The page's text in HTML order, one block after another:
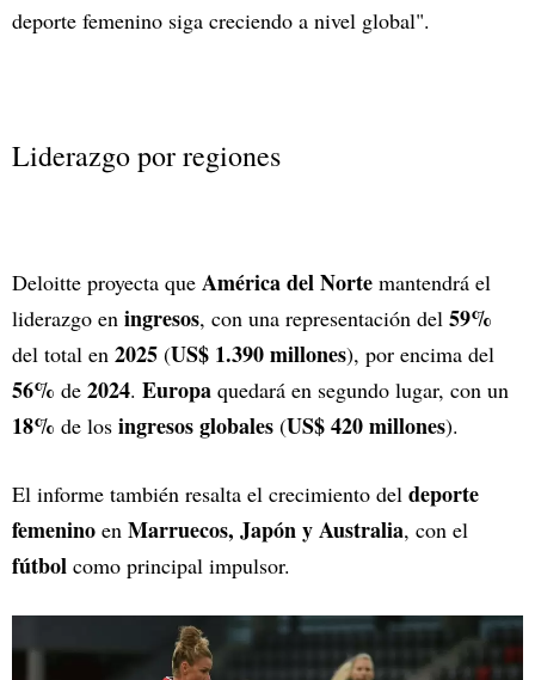
deporte femenino siga creciendo a nivel global".
Liderazgo por regiones
Deloitte proyecta que América del Norte mantendrá el
liderazgo en ingresos, con una representación del 59%
del total en 2025 (US$ 1.390 millones), por encima del
56% de 2024. Europa quedará en segundo lugar, con un
18% de los ingresos globales (US$ 420 millones).
El informe también resalta el crecimiento del deporte
femenino en Marruecos, Japón y Australia, con el
fútbol como principal impulsor.